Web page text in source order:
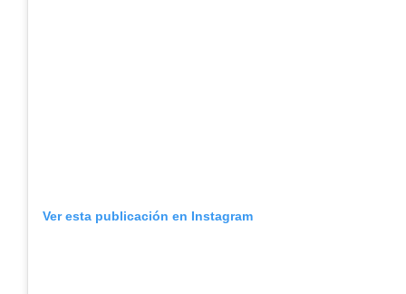
Ver esta publicación en Instagram